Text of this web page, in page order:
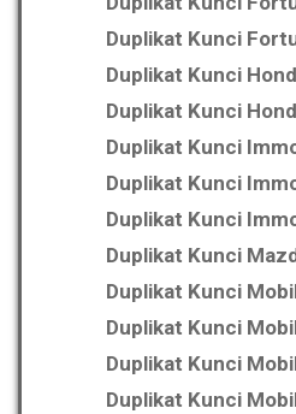
Duplikat Kunci
Duplikat Kunci
Duplikat Kunci
Duplikat Kunci
Duplikat Kunci
Duplikat Kunci
Duplikat Kunci
Duplikat Kunci
Duplikat Kunci
Duplikat Kunci
Duplikat Kunci